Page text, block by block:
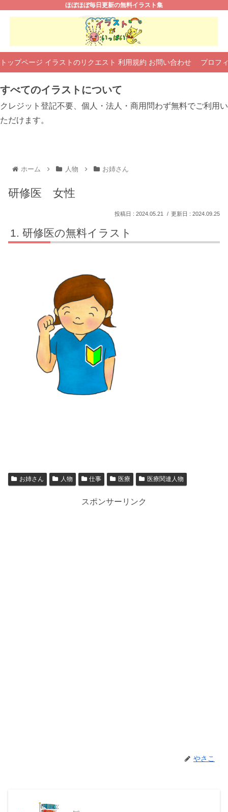
ほぼほぼ毎日更新の無料イラスト集
トップページ イラストのリクエスト 利用規約 お問い合わせ プロフ
すべてのイラストについて
クレジット登記不要、個人・法人・商用問わず無料でご利用い
ただけます。
ホーム 人物 お姉さん
研修医 女性
2024.05.21 2024.09.25
研修医の無料イラスト
お姉さん 人物 仕事 医療 医療関連人物
スポンサーリンク
やさこ